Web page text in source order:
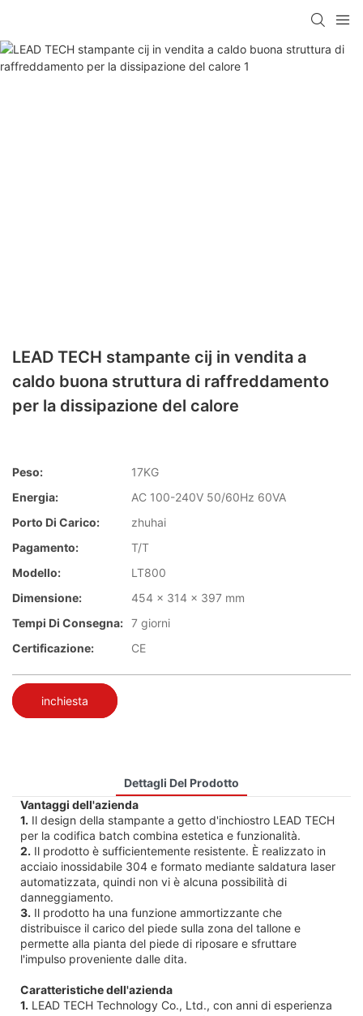
LEAD TECH stampante cij in vendita a
caldo buona struttura di raffreddamento
per la dissipazione del calore
Peso:
17KG
Energia:
AC 100-240V 50/60Hz 60VA
Porto Di Carico:
zhuhai
Pagamento:
T/T
Modello:
LT800
Dimensione:
454 x 314 x 397 mm
Tempi Di Consegna: 7 giorni
Certificazione:
CE
inchiesta
Dettagli Del Prodotto
Vantaggi dell'azienda
1. Il design della stampante a getto d'inchiostro LEAD TECH
per la codifica batch combina estetica e funzionalità.
2. Il prodotto è sufficientemente resistente. È realizzato in
acciaio inossidabile 304 e formato mediante saldatura laser
automatizzata, quindi non vi è alcuna possibilità di
danneggiamento.
3. Il prodotto ha una funzione ammortizzante che
distribuisce il carico del piede sulla zona del tallone e
permette alla pianta del piede di riposare e sfruttare
l'impulso proveniente dalle dita.
Caratteristiche dell'azienda
1. LEAD TECH Technology Co., Ltd., con anni di esperienza